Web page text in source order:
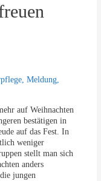
,Meldung
auf Weihnachten
bestätigen in
auf das Fest. In
weniger
stellt man sich
anders
jungen